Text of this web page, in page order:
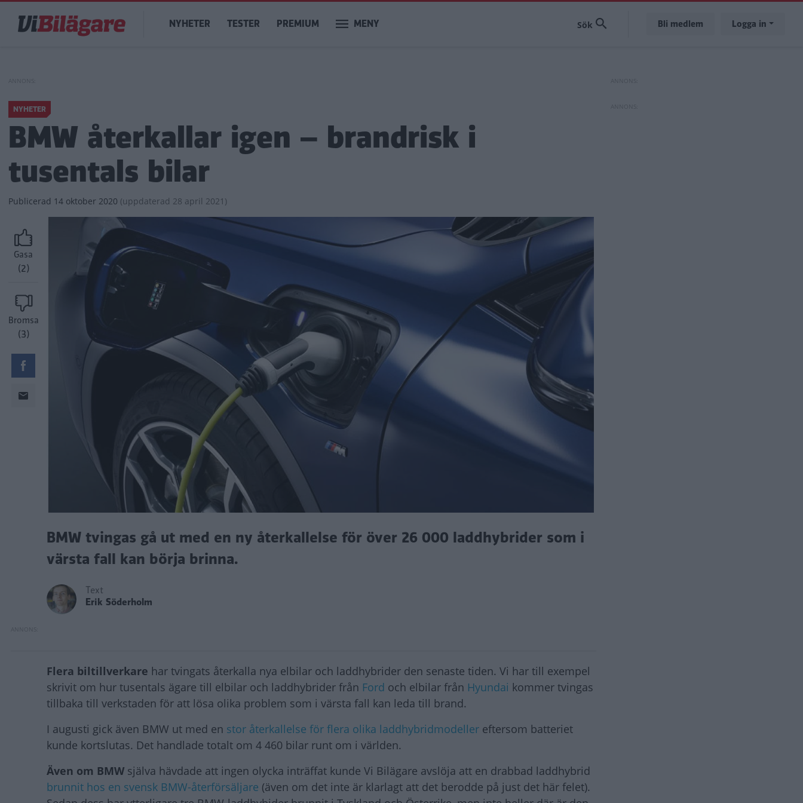
huvudinnehåll
Main
navigation
NYHETER TESTER PREMIUM MENY Bli medlem Logga in
NYHETER
BMW återkallar igen – brandrisk i
tusentals bilar
Publicerad 14 oktober 2020 (uppdaterad 28 april 2021)
Gasa
(2)
Bromsa
(3)
BMW tvingas gå ut med en ny återkallelse för över 26 000 laddhybrider som i
värsta fall kan börja brinna.
Text
Erik Söderholm
Flera biltillverkare har tvingats återkalla nya elbilar och laddhybrider den senaste tiden. Vi har till exempel
skrivit om hur tusentals ägare till elbilar och laddhybrider från Ford och elbilar från Hyundai kommer tvingas
tillbaka till verkstaden för att lösa olika problem som i värsta fall kan leda till brand.
I augusti gick även BMW ut med en stor återkallelse för flera olika laddhybridmodeller eftersom batteriet
kunde kortslutas. Det handlade totalt om 4 460 bilar runt om i världen.
Även om BMW själva hävdade att ingen olycka inträffat kunde Vi Bilägare avslöja att en drabbad laddhybrid
brunnit hos en svensk BMW-återförsäljare (även om det inte är klarlagt att det berodde på just det här felet).